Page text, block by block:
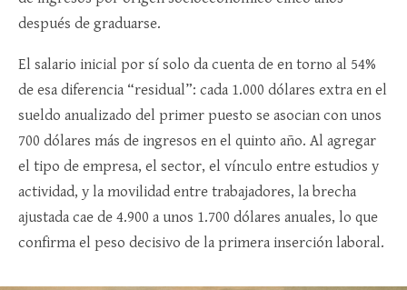
después de graduarse.​
El salario inicial por sí solo da cuenta de en torno al 54%
de esa diferencia “residual”: cada 1.000 dólares extra en el
sueldo anualizado del primer puesto se asocian con unos
700 dólares más de ingresos en el quinto año. Al agregar
el tipo de empresa, el sector, el vínculo entre estudios y
actividad, y la movilidad entre trabajadores, la brecha
ajustada cae de 4.900 a unos 1.700 dólares anuales, lo que
confirma el peso decisivo de la primera inserción laboral​.